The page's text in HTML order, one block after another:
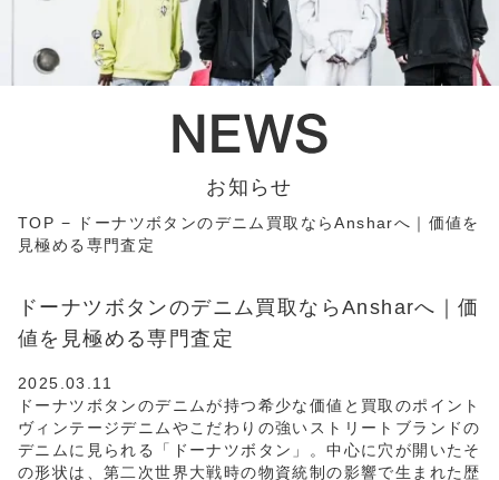
お知らせ
TOP −
ドーナツボタンのデニム買取ならAnsharへ｜価値を
見極める専門査定
ドーナツボタンのデニム買取ならAnsharへ｜価
値を見極める専門査定
2025.03.11
ドーナツボタンのデニムが持つ希少な価値と買取のポイント
ヴィンテージデニムやこだわりの強いストリートブランドの
デニムに見られる「ドーナツボタン」。中心に穴が開いたそ
の形状は、第二次世界大戦時の物資統制の影響で生まれた歴